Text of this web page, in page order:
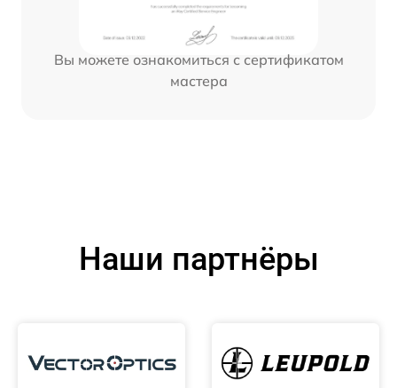
Вы можете ознакомиться с сертификатом
мастера
Наши партнёры